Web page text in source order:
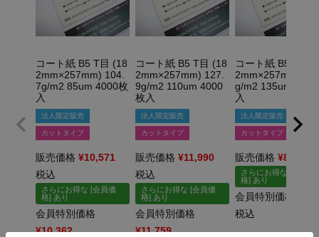
コート紙 B5 T目 (18
2mm×257mm) 104.
7g/m2 85um 4000枚
入
法人限定販売
カットタイプ
販売価格 ¥10,571
税込
さらにお得な [会員価
格] あり
会員特別価格
¥10,362
コート紙 B5 T目 (18
2mm×257mm) 127.
9g/m2 110um 4000
枚入
法人限定販売
カットタイプ
販売価格 ¥11,990
税込
さらにお得な [会員価
格] あり
会員特別価格
¥11,759
コート紙 B5 T目
2mm×257mm)
g/m2 135um
入
法人限定販売
カットタイプ
販売価格 ¥8,448
さらにお得な [会員価
格] あり
会員特別価格
税込